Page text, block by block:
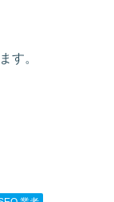
す。